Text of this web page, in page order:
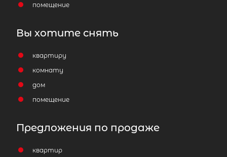
помещение
Вы хотите снять
квартиру
комнату
дом
помещение
Предложения по продаже
квартир